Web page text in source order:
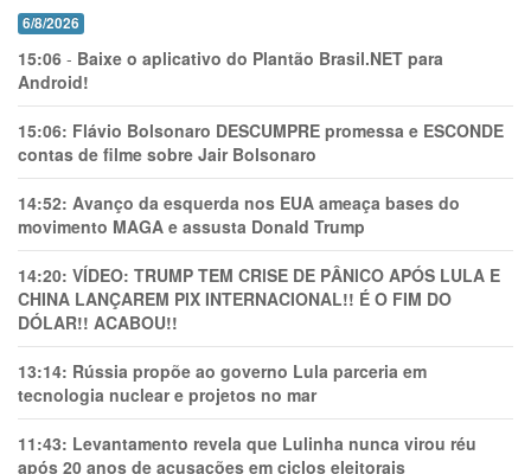
6/8/2026
15:06 - Baixe o aplicativo do Plantão Brasil.NET para
Android!
15:06: Flávio Bolsonaro DESCUMPRE promessa e ESCONDE
contas de filme sobre Jair Bolsonaro
14:52: Avanço da esquerda nos EUA ameaça bases do
movimento MAGA e assusta Donald Trump
14:20: VÍDEO: TRUMP TEM CRlSE DE PÂNlCO APÓS LULA E
CHINA LANÇAREM PIX INTERNACIONAL!! É O FIM DO
DÓLAR!! ACABOU!!
13:14: Rússia propõe ao governo Lula parceria em
tecnologia nuclear e projetos no mar
11:43: Levantamento revela que Lulinha nunca virou réu
após 20 anos de acusações em ciclos eleitorais